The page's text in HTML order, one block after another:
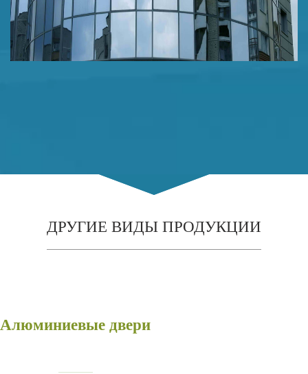
ДРУГИЕ ВИДЫ ПРОДУКЦИИ
Алюминиевые двери